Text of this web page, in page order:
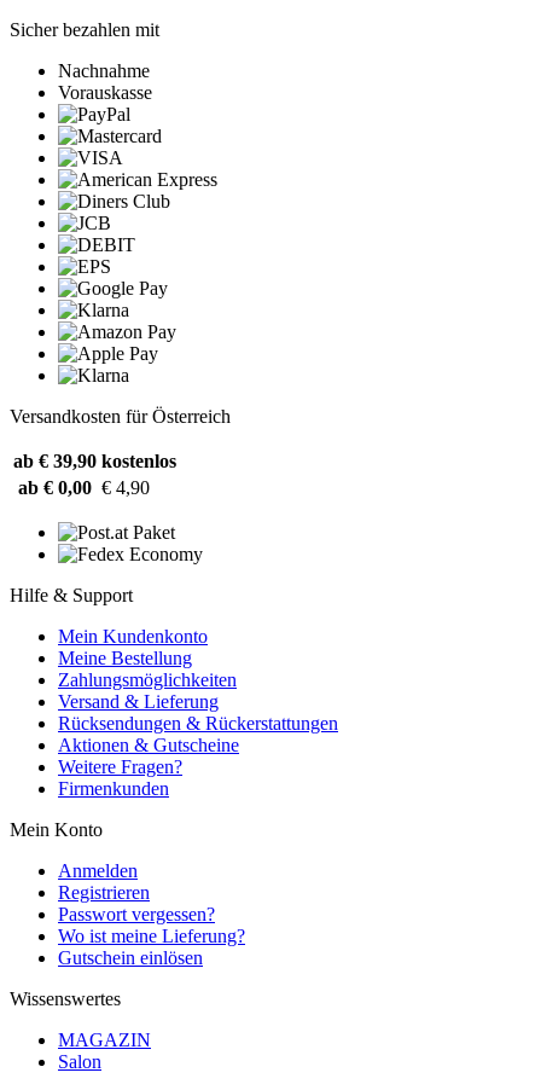
Sicher bezahlen mit
Nachnahme
Vorauskasse
Versandkosten für Österreich
ab € 39,90 kostenlos
ab € 0,00 € 4,90
Hilfe & Support
Mein Kundenkonto
Meine Bestellung
Zahlungsmöglichkeiten
Versand & Lieferung
Rücksendungen & Rückerstattungen
Aktionen & Gutscheine
Weitere Fragen?
Firmenkunden
Mein Konto
Anmelden
Registrieren
Passwort vergessen?
Wo ist meine Lieferung?
Gutschein einlösen
Wissenswertes
MAGAZIN
Salon